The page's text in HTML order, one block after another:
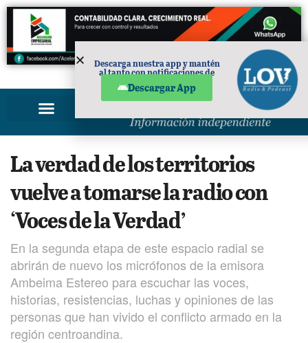
PUBLICIDAD
La verdad de los territorios
vuelve a tomarse la radio con
‘Voces de la Verdad’
En la segunda etapa de este espacio radial se
abrirán de nuevo los micrófonos de la emisora
Ambeima Estereo para escuchar las voces,
historias, resistencias, luchas y opiniones de las
personas que han vivido el conflicto armado en la
región centroandina.
Descarga nuestra app y mantén
al tanto con notificaciones de
Descargar App